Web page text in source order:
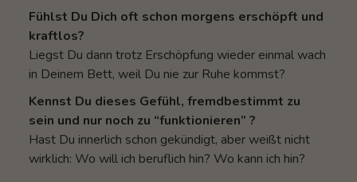
Fühlst Du Dich oft schon morgens erschöpft und
kraftlos?
Liegst Du dann trotz Erschöpfung wieder einmal wach
in Deinem Bett, weil Du nie zur Ruhe kommst?
Kennst Du dieses Gefühl, fremdbestimmt zu
sein und nur noch zu “funktionieren” ?
Hast Du innerlich schon gekündigt, aber weißt nicht
wirklich: Wo will ich beruflich hin? Wo kann ich hin?